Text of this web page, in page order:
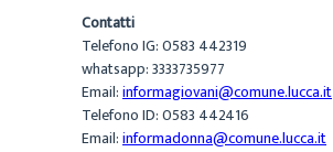
Contatti
Telefono IG: 0583 442319
whatsapp: 3333735977
Email:informagiovani@comune.lucca.it
Telefono ID: 0583 442416
Email:informadonna@comune.lucca.it